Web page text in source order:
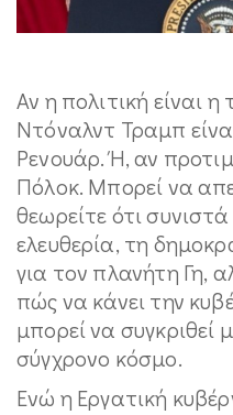
Αν η πολιτική είναι
Ντόναλντ Τραμπ
Ρενουάρ. Ή, αν
Πόλοκ. Μπορεί να
θεωρείτε ότι
ελευθερία, τη
για τον πλανήτη Γη,
πώς να κάνει την
μπορεί να συγκριθεί
σύγχρονο κόσμο.
Ενώ η Εργατική